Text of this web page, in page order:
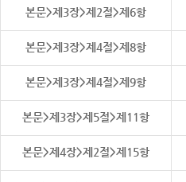
본문>제3장>제2절>제6항
본문>제3장>제4절>제8항
본문>제3장>제4절>제9항
본문>제3장>제5절>제11항
본문>제4장>제2절>제15항